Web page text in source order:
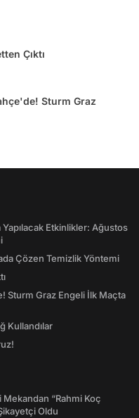
Çıktı
Sturm Graz
Etkinlikler: Ağustos
Çözen Temizlik Yöntemi
Sturm Graz Engeli İlk Maçta
Kullandılar
“Rahmi Koç
Oldu